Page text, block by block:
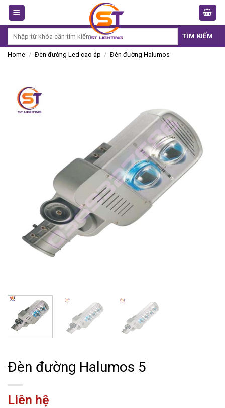
Skip
content
TÌM KIẾM
Home / Đèn đường Led cao áp / Đèn đường Halumos
Đèn đường Halumos 5
Liên hệ